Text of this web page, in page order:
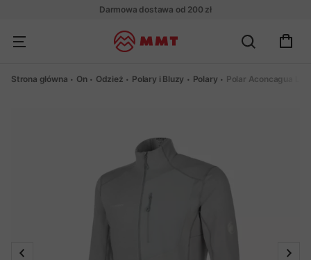
Darmowa dostawa od 200 zł
Strona główna On Odzież Polary i Bluzy Polary Polar Aconcagua